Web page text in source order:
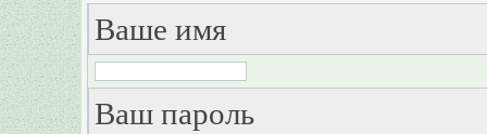
Ваше имя
Ваш пароль